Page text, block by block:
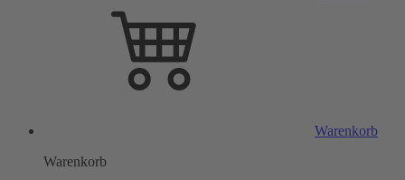
Warenkorb
Warenkorb